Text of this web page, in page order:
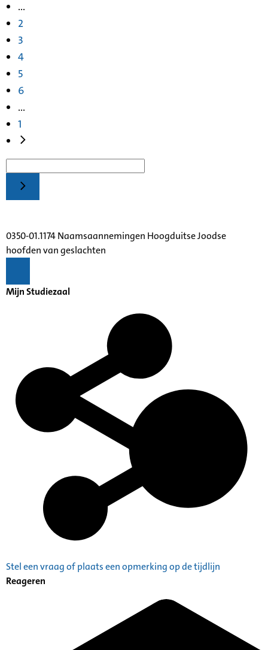
...
2
3
4
5
6
...
1
0350-01.1174 Naamsaannemingen Hoogduitse Joodse
hoofden van geslachten
Mijn Studiezaal
Stel een vraag of plaats een opmerking op de tijdlijn
Reageren